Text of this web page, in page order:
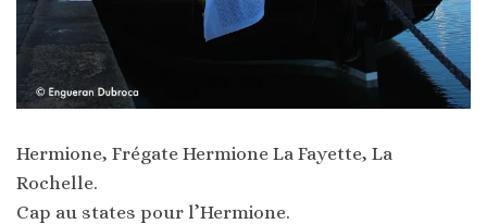
Hermione, Frégate Hermione La Fayette, La
Rochelle.
Cap au states pour l’Hermione.